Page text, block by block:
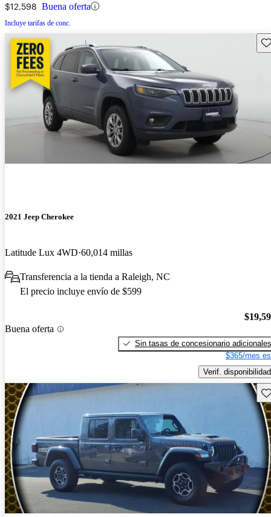
$12,598 Buena oferta
Incluye tarifas de conc.
2021 Jeep Cherokee
Latitude Lux 4WD 60,014 millas
Transferencia a la tienda a Raleigh, NC
El precio incluye envío de $599
Buena oferta
Sin tasas de concesionario adicionales
$365/mes
Verif. disponibilidad